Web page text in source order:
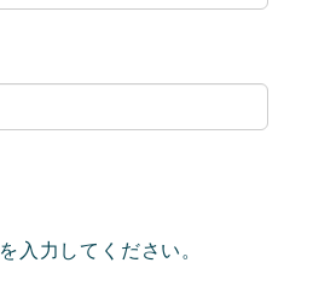
入力してください。